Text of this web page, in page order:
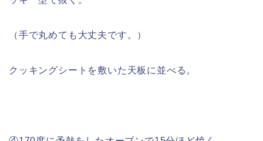
（手で丸めても大丈夫です。）
クッキングシートを敷いた天板に並べる。